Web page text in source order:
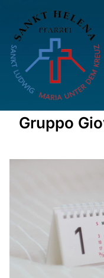
Gruppo